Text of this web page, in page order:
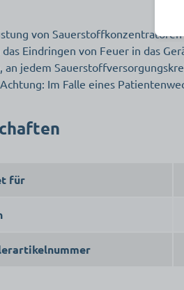
von
Eindringen von Feuer in das
an jedem
Im Falle eines
für